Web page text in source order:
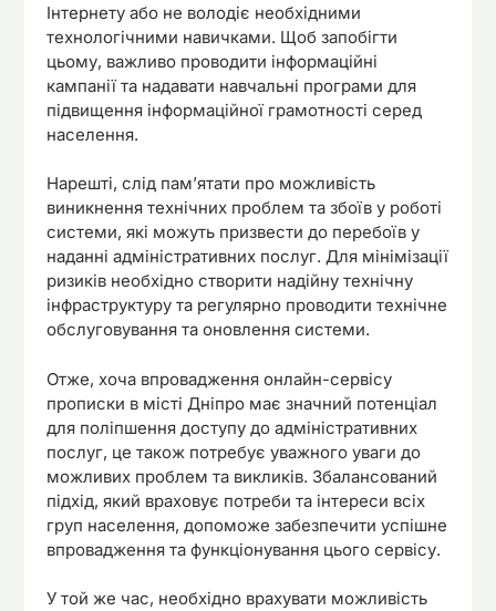
Інтернету або не володіє необхідними
технологічними навичками. Щоб запобігти
цьому, важливо проводити інформаційні
кампанії та надавати навчальні програми для
підвищення інформаційної грамотності серед
населення.
Нарешті, слід пам’ятати про можливість
виникнення технічних проблем та збоїв у роботі
системи, які можуть призвести до перебоїв у
наданні адміністративних послуг. Для мінімізації
ризиків необхідно створити надійну технічну
інфраструктуру та регулярно проводити технічне
обслуговування та оновлення системи.
Отже, хоча впровадження онлайн-сервісу
прописки в місті Дніпро має значний потенціал
для поліпшення доступу до адміністративних
послуг, це також потребує уважного уваги до
можливих проблем та викликів. Збалансований
підхід, який враховує потреби та інтереси всіх
груп населення, допоможе забезпечити успішне
впровадження та функціонування цього сервісу.
У той же час, необхідно врахувати можливість